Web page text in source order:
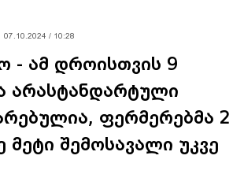
07.10.2024 / 10:28
- ამ დროისთვის 9
არასტანდარტული
ფერმერებმა 2
შემოსავალი უკვე